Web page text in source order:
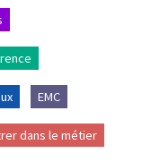
EMC
dans le métier